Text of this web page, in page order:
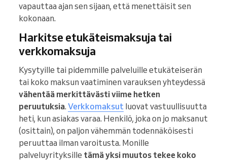
vapauttaa ajan sen sijaan, että menettäisit sen
kokonaan.
Harkitse etukäteismaksuja tai
verkkomaksuja
Kysytyille tai pidemmille palveluille etukäteiserän
tai koko maksun vaatiminen varauksen yhteydessä
vähentää merkittävästi viime hetken
peruutuksia. Verkkomaksut luovat vastuullisuutta
heti, kun asiakas varaa. Henkilö, joka on jo maksanut
(osittain), on paljon vähemmän todennäköisesti
peruuttaa ilman varoitusta. Monille
palveluyrityksille tämä yksi muutos tekee koko